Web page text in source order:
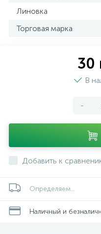
Линовка
Торговая марка
30
В
-
Добавить к
Определяем...
Наличный и